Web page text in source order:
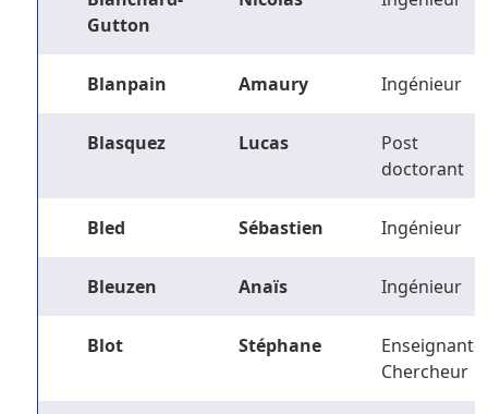
Gutton
Blanpain Amaury Ingénieur
Blasquez Lucas
Post
doctorant
Bled Sébastien Ingénieur
Bleuzen Anaïs Ingénieur
Blot Stéphane
Enseignant-
Chercheur